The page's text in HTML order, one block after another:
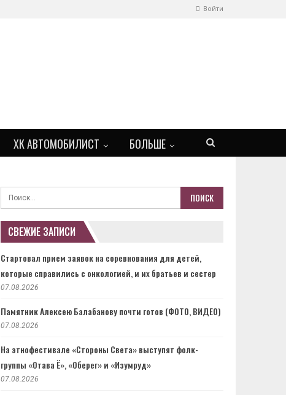
Войти
ХК АВТОМОБИЛИСТ БОЛЬШЕ
СВЕЖИЕ ЗАПИСИ
Стартовал прием заявок на соревнования для детей,
которые справились с онкологией, и их братьев и сестер
07.08.2026
Памятник Алексею Балабанову почти готов (ФОТО, ВИДЕО)
07.08.2026
На этнофестивале «Стороны Света» выступят фолк-
группы «Отава Ё», «Оберег» и «Изумруд»
07.08.2026